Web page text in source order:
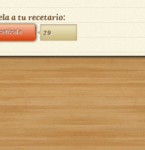
a tu recetario:
29